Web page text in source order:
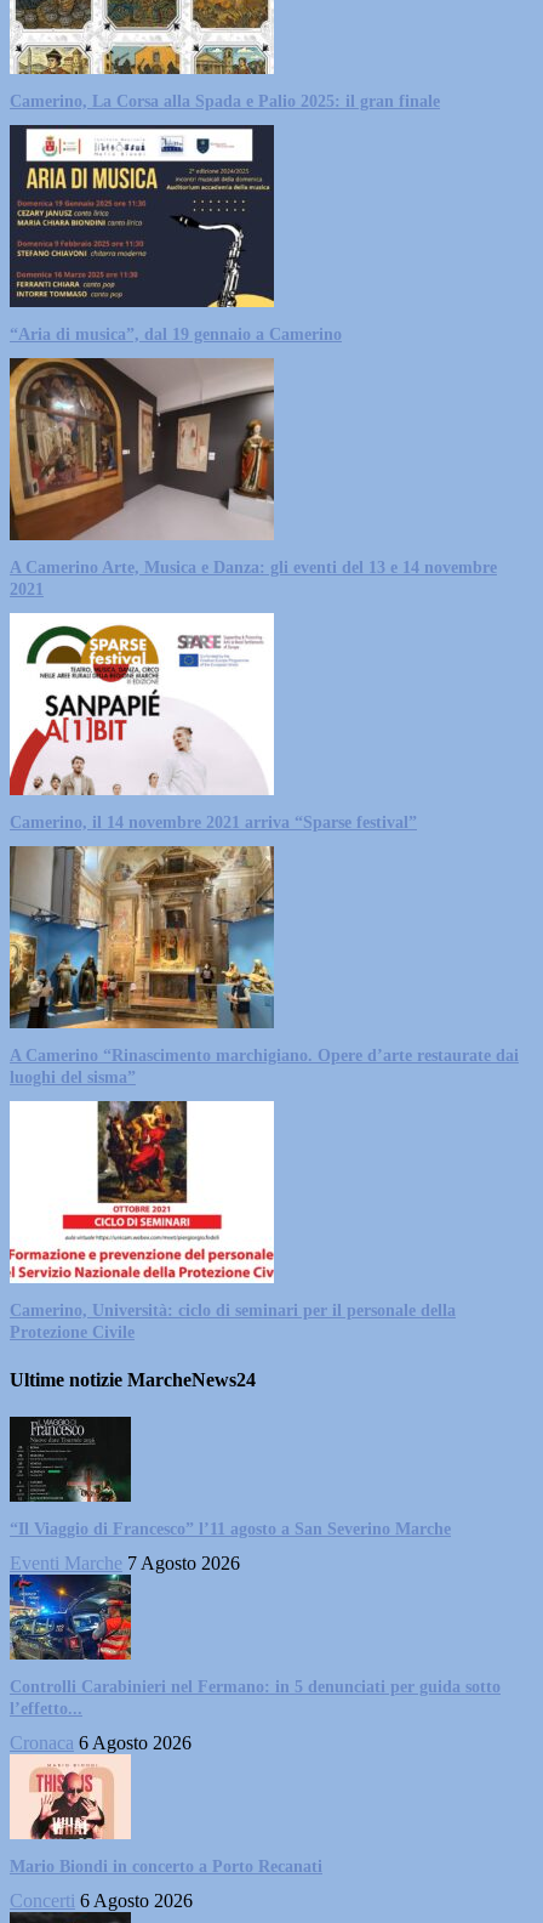
Camerino, La Corsa alla Spada e Palio 2025: il gran finale
“Aria di musica”, dal 19 gennaio a Camerino
A Camerino Arte, Musica e Danza: gli eventi del 13 e 14 novembre
2021
Camerino, il 14 novembre 2021 arriva “Sparse festival”
A Camerino “Rinascimento marchigiano. Opere d’arte restaurate dai
luoghi del sisma”
Camerino, Università: ciclo di seminari per il personale della
Protezione Civile
Ultime notizie MarcheNews24
“Il Viaggio di Francesco” l’11 agosto a San Severino Marche
Eventi Marche 7 Agosto 2026
Controlli Carabinieri nel Fermano: in 5 denunciati per guida sotto
l’effetto...
Cronaca 6 Agosto 2026
Mario Biondi in concerto a Porto Recanati
Concerti 6 Agosto 2026